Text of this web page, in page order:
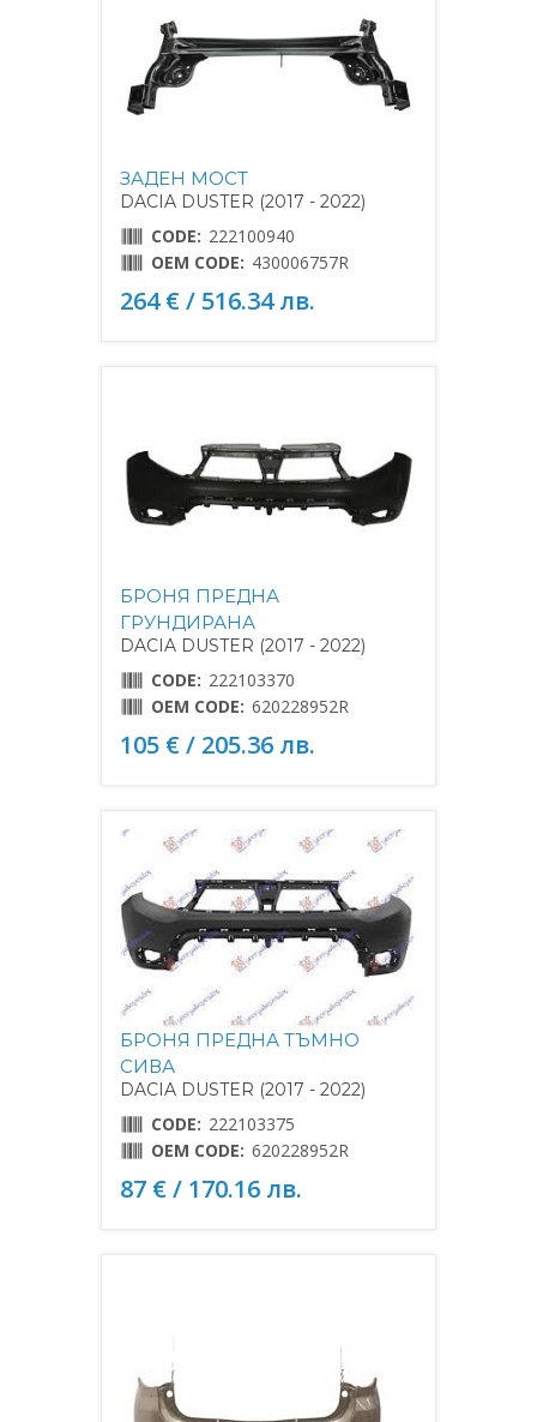
ЗАДЕН МОСТ
DACIA DUSTER (2017 - 2022)
CODE: 222100940
OEM CODE: 430006757R
264 € / 516.34 лв.
БРОНЯ ПРЕДНА
ГРУНДИРАНА
DACIA DUSTER (2017 - 2022)
CODE: 222103370
OEM CODE: 620228952R
105 € / 205.36 лв.
БРОНЯ ПРЕДНА ТЪМНО
СИВА
DACIA DUSTER (2017 - 2022)
CODE: 222103375
OEM CODE: 620228952R
87 € / 170.16 лв.